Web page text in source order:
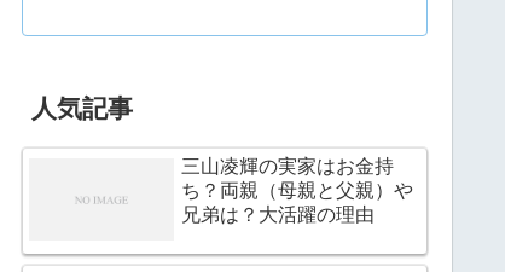
人気記事
三山凌輝の実家はお金持
ち？両親（母親と父親）や
兄弟は？大活躍の理由